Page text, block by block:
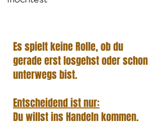
Es spielt keine Rolle, ob du
gerade erst losgehst oder schon
unterwegs bist.
Entscheidend ist nur:
Du willst ins Handeln kommen.